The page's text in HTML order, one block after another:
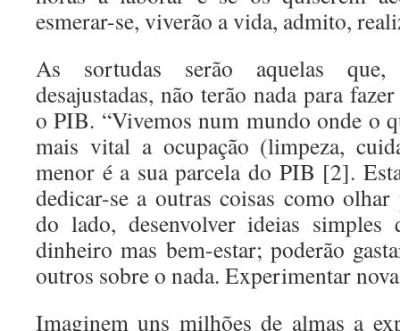
esmerar-se, viverão a vida, admito,
As sortudas serão aquelas que,
desajustadas, não terão nada para
o PIB. “Vivemos num mundo onde o
mais vital a ocupação (limpeza,
menor é a sua parcela do PIB [2].
dedicar-se a outras coisas como
do lado, desenvolver ideias simples
dinheiro mas bem-estar; poderão
outros sobre o nada. Experimentar
Imaginem uns milhões de almas a